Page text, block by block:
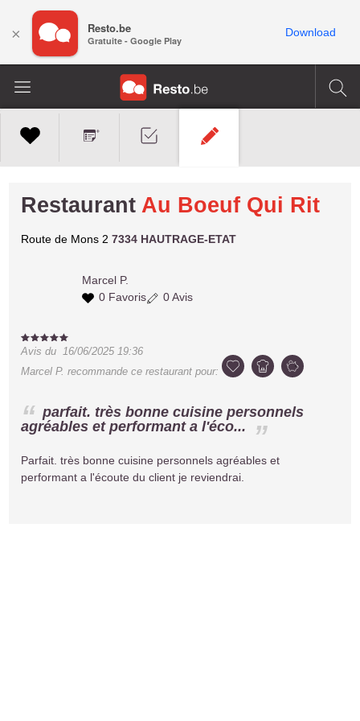
Restaurant Au Boeuf Qui Rit
Route de Mons 27334 HAUTRAGE-ETAT
Marcel P.
0 Favoris
0 Avis
Avis du16/06/2025 19:36
Marcel P. recommande ce restaurant pour:
parfait. très bonne cuisine personnels
agréables et performant a l'éco...
Parfait. très bonne cuisine personnels agréables et
performant a l'écoute du client je reviendrai.
× Resto.be
Gratuite - Google Play
Download